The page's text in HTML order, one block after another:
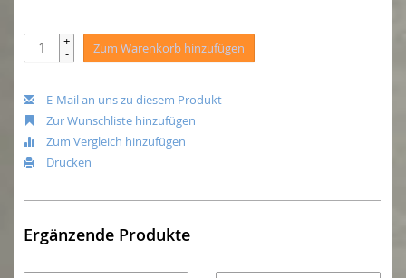
+
- Zum Warenkorb hinzufügen
E-Mail an uns zu diesem Produkt
Zur Wunschliste hinzufügen
Zum Vergleich hinzufügen
Drucken
Ergänzende Produkte